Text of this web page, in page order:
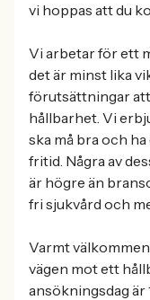
vi hoppas att du
Vi arbetar för ett
det är minst lika
förutsättningar
hållbarhet. Vi
ska må bra och
fritid. Några av
är högre än
fri sjukvård och
Varmt
vägen mot ett
ansökningsdag är